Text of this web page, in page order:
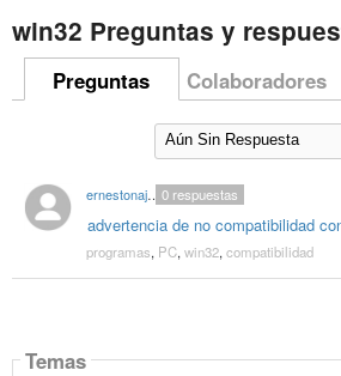
win32 Preguntas y
Preguntas Colaboradores
ernestonajera75
advertencia de no compatibilidad
0respuestas
programas, PC, win32, compatibilidad
Temas